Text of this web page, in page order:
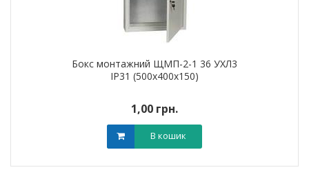
Бокс монтажний ЩМП-2-1 36 УХЛ3
IP31 (500х400х150)
1,00 грн.
В кошик